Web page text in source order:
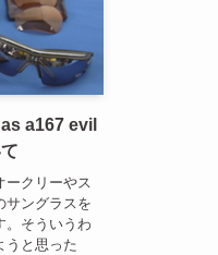
a167 evil
ークリーやス
サングラスを
。そういうわ
うと思った